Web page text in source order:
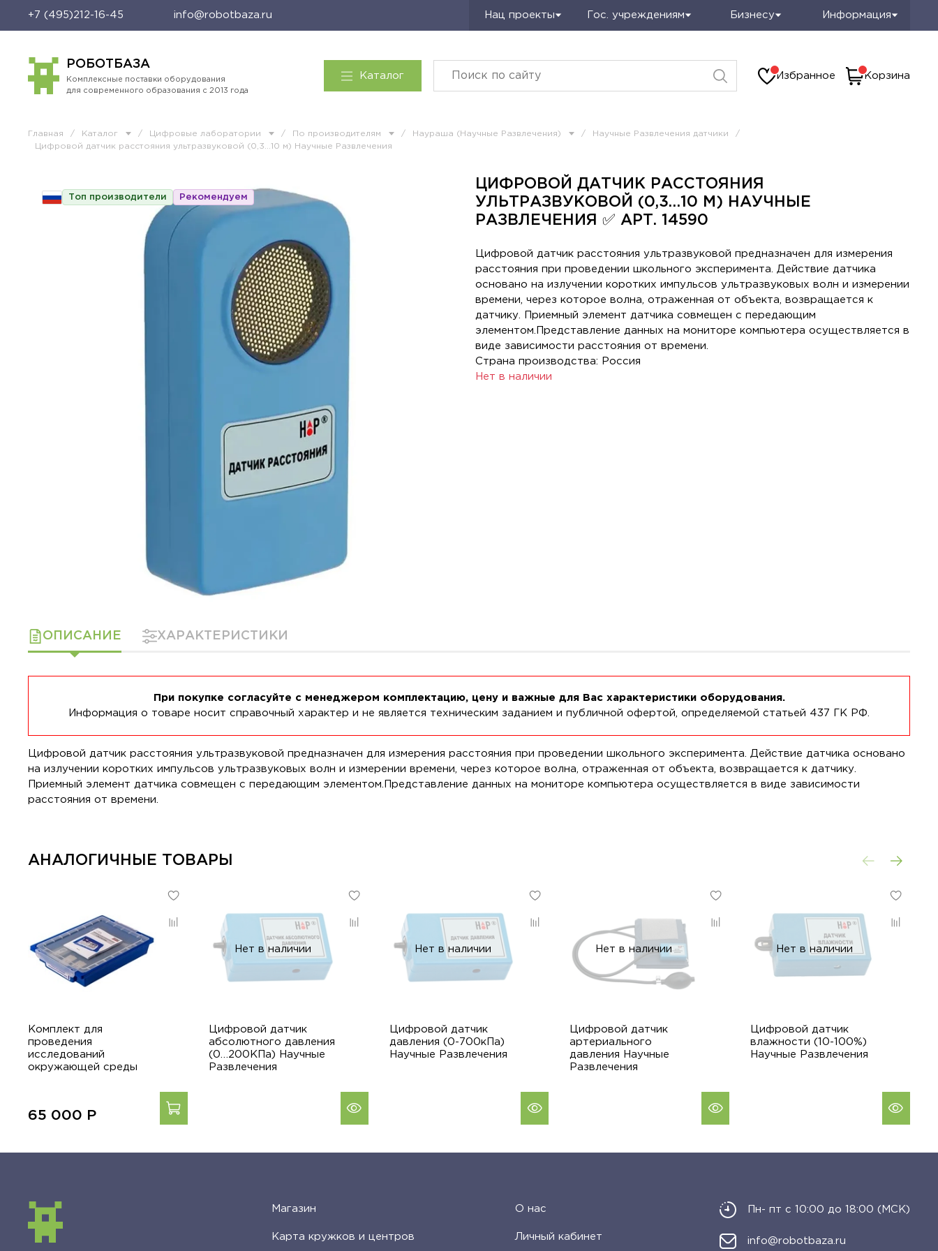
+7 (495)212-16-45 info@robotbaza.ru Нац проекты Гос. учреждениям Бизнесу Информация
РОБОТБАЗА
Комплексные поставки оборудования
для современного образования с 2013 года
Каталог Избранное Корзина
Главная / Каталог / Цифровые лаборатории / По производителям / Наураша (Научные Развлечения) / Научные Развлечения датчики
/
Цифровой датчик расстояния ультразвуковой (0,3…10 м) Научные Развлечения
Топ производители Рекомендуем
ЦИФРОВОЙ ДАТЧИК РАССТОЯНИЯ
УЛЬТРАЗВУКОВОЙ (0,3…10 М) НАУЧНЫЕ
РАЗВЛЕЧЕНИЯ ✅ АРТ. 14590
Цифровой датчик расстояния ультразвуковой предназначен для измерения
расстояния при проведении школьного эксперимента. Действие датчика
основано на излучении коротких импульсов ультразвуковых волн и измерении
времени, через которое волна, отраженная от объекта, возвращается к
датчику. Приемный элемент датчика совмещен с передающим
элементом.Представление данных на мониторе компьютера осуществляется в
виде зависимости расстояния от времени.
Страна производства: Россия
Нет в наличии
ОПИСАНИЕ ХАРАКТЕРИСТИКИ
При покупке согласуйте с менеджером комплектацию, цену и важные для Вас характеристики оборудования.
Информация о товаре носит справочный характер и не является техническим заданием и публичной офертой, определяемой статьей 437 ГК РФ.
Цифровой датчик расстояния ультразвуковой предназначен для измерения расстояния при проведении школьного эксперимента. Действие датчика основано
на излучении коротких импульсов ультразвуковых волн и измерении времени, через которое волна, отраженная от объекта, возвращается к датчику.
Приемный элемент датчика совмещен с передающим элементом.Представление данных на мониторе компьютера осуществляется в виде зависимости
расстояния от времени.
АНАЛОГИЧНЫЕ ТОВАРЫ
Комплект для
проведения
исследований
окружающей среды
65 000 Р
Нет в наличии
Цифровой датчик
абсолютного давления
(0…200КПа) Научные
Развлечения
Нет в наличии
Цифровой датчик
давления (0-700кПа)
Научные Развлечения
Нет в наличии
Цифровой датчик
артериального
давления Научные
Развлечения
Нет в наличии
Цифровой датчик
влажности (10-100%)
Научные Развлечения
Магазин
Карта кружков и центров
О нас
Личный кабинет
Пн- пт с 10:00 до 18:00 (МСК)
info@robotbaza.ru